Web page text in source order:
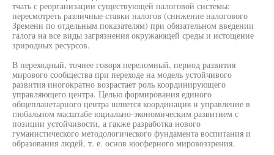
тчать с реорганизации существующей налоговой системы:
пересмотреть различные ставки налогов (снижение налогового
Зремени по отдельным показателям) при обязательном введении
галога на все виды загрязнения окружающей среды и истощение
зриродных ресурсов.
В переходный, точнее говоря переломный, период развития
мирового сообщества при переходе на модель устойчивого
развития иногократно возрастает роль координирующего
управляющего центра. Целью формирования единого
общепланетарного центра шляется координация и управление в
глобальном масштабе юциально-экономическим развитием с
позиции устойчивости, а гакже разработка нового
гуманистического методологического фундамента воспитания и
образования людей, т. е. основ юосферного мировоззрения.